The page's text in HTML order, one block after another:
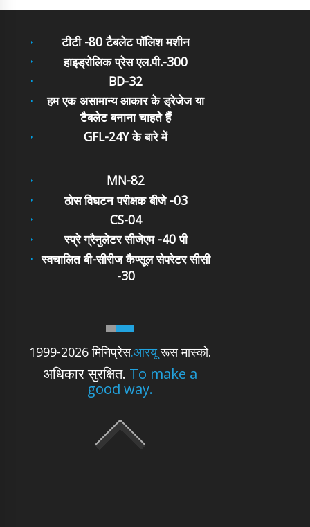
टीटी -80 टैबलेट पॉलिश मशीन
हाइड्रोलिक प्रेस एल.पी.-300
BD-32
हम एक असामान्य आकार के ड्रेजेज या
टैबलेट बनाना चाहते हैं
GFL-24Y के बारे में
1999-2026 मिनिप्रेस.आरयूरूस मास्को.
अधिकार सुरक्षित. To make a
good way.
MN-82
ठोस विघटन परीक्षक बीजे -03
CS-04
स्प्रे ग्रैनुलेटर सीजेएम -40 पी
स्वचालित बी-सीरीज कैप्सूल सेपरेटर सीसी
-30